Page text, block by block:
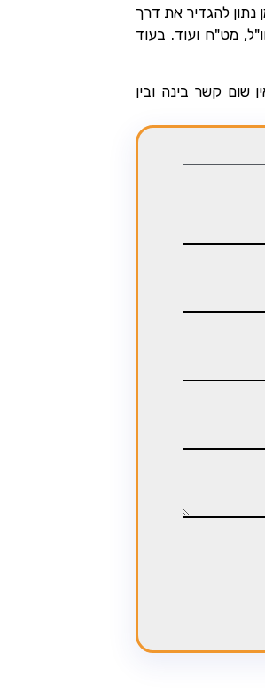
נתון להגדיר את דרך
מט"ח ועוד. בעוד
שום קשר בינה ובין